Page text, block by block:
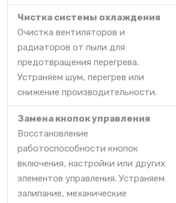
Чистка системы охлаждения
Очистка вентиляторов и
радиаторов от пыли для
предотвращения перегрева.
Устраняем шум, перегрев или
снижение производительности.
Замена кнопок управления
Восстановление
работоспособности кнопок
включения, настройки или других
элементов управления. Устраняем
залипание, механические